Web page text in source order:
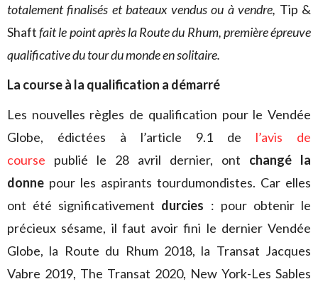
totalement finalisés et bateaux vendus ou à vendre, Tip &
Shaftfait le point après la Route du Rhum, première épreuve
qualificative du tour du monde en solitaire.
La course à la qualification a démarré
Les nouvelles règles de qualification pour le Vendée
Globe, édictées à l’article 9.1 de l’avis de
course publié le 28 avril dernier, ont changé la
donne pour les aspirants tourdumondistes. Car elles
ont été significativement durcies : pour obtenir le
précieux sésame, il faut avoir fini le dernier Vendée
Globe, la Route du Rhum 2018, la Transat Jacques
Vabre 2019, The Transat 2020, New York-Les Sables